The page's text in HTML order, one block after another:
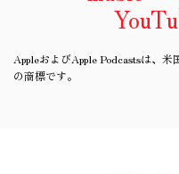
AppleおよびApple Podcastsは、
の商標です。